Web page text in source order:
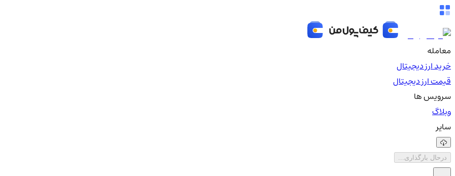
معامله
خرید ارز دیجیتال
قیمت ارز دیجیتال
سرویس ها
وبلاگ
سایر
درحال بارگذاری...